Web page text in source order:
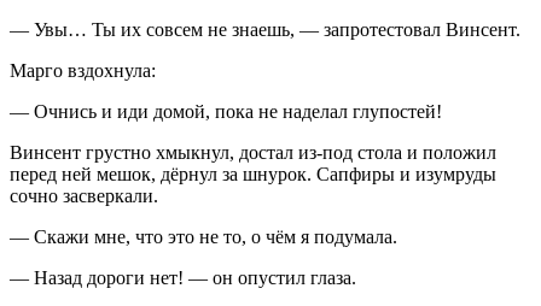
— Увы… Ты их совсем не знаешь, — запротестовал Винсент.
Марго вздохнула:
— Очнись и иди домой, пока не наделал глупостей!
Винсент грустно хмыкнул, достал из-под стола и положил
перед ней мешок, дёрнул за шнурок. Сапфиры и изумруды
сочно засверкали.
— Скажи мне, что это не то, о чём я подумала.
— Назад дороги нет! — он опустил глаза.